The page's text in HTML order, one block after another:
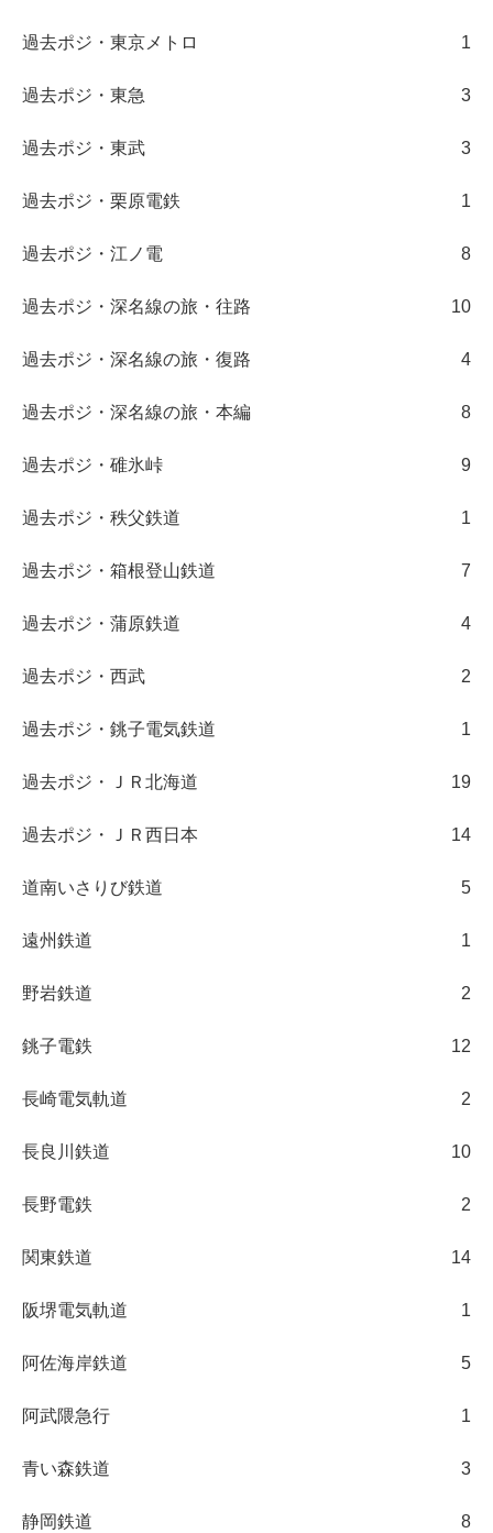
過去ポジ・東京メトロ 1
過去ポジ・東急 3
過去ポジ・東武 3
過去ポジ・栗原電鉄 1
過去ポジ・江ノ電 8
過去ポジ・深名線の旅・往路 10
過去ポジ・深名線の旅・復路 4
過去ポジ・深名線の旅・本編 8
過去ポジ・碓氷峠 9
過去ポジ・秩父鉄道 1
過去ポジ・箱根登山鉄道 7
過去ポジ・蒲原鉄道 4
過去ポジ・西武 2
過去ポジ・銚子電気鉄道 1
過去ポジ・ＪＲ北海道 19
過去ポジ・ＪＲ西日本 14
道南いさりび鉄道 5
遠州鉄道 1
野岩鉄道 2
銚子電鉄 12
長崎電気軌道 2
長良川鉄道 10
長野電鉄 2
関東鉄道 14
阪堺電気軌道 1
阿佐海岸鉄道 5
阿武隈急行 1
青い森鉄道 3
静岡鉄道 8